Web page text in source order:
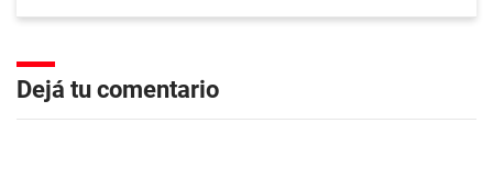
Dejá tu comentario